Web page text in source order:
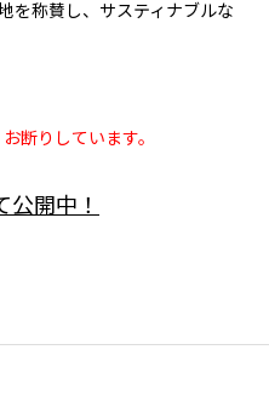
を称賛し、サスティナブルな
断りしています。
開中！